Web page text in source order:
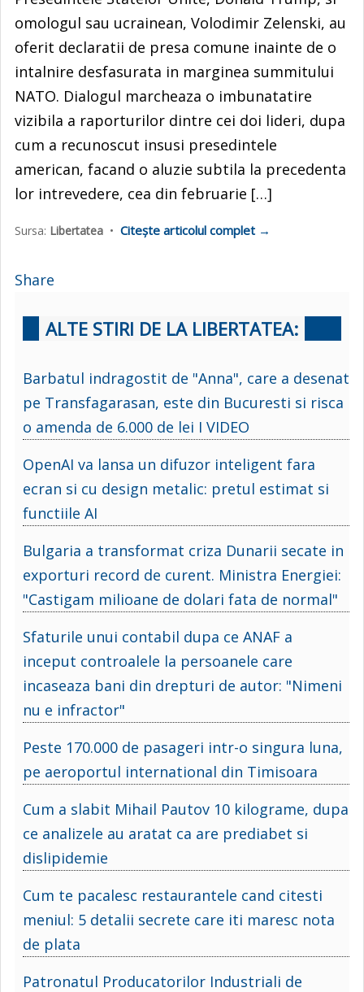
omologul sau ucrainean, Volodimir Zelenski, au
oferit declaratii de presa comune inainte de o
intalnire desfasurata in marginea summitului
NATO. Dialogul marcheaza o imbunatatire
vizibila a raporturilor dintre cei doi lideri, dupa
cum a recunoscut insusi presedintele
american, facand o aluzie subtila la precedenta
lor intrevedere, cea din februarie […]
Sursa: Libertatea • Citește articolul complet →
Share
ALTE STIRI DE LA LIBERTATEA:
Barbatul indragostit de "Anna", care a desenat
pe Transfagarasan, este din Bucuresti si risca
o amenda de 6.000 de lei I VIDEO
OpenAI va lansa un difuzor inteligent fara
ecran si cu design metalic: pretul estimat si
functiile AI
Bulgaria a transformat criza Dunarii secate in
exporturi record de curent. Ministra Energiei:
"Castigam milioane de dolari fata de normal"
Sfaturile unui contabil dupa ce ANAF a
inceput controalele la persoanele care
incaseaza bani din drepturi de autor: "Nimeni
nu e infractor"
Peste 170.000 de pasageri intr-o singura luna,
pe aeroportul international din Timisoara
Cum a slabit Mihail Pautov 10 kilograme, dupa
ce analizele au aratat ca are prediabet si
dislipidemie
Cum te pacalesc restaurantele cand citesti
meniul: 5 detalii secrete care iti maresc nota
de plata
Patronatul Producatorilor Industriali de